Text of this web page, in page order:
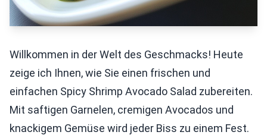
Willkommen in der Welt des Geschmacks! Heute
zeige ich Ihnen, wie Sie einen frischen und
einfachen Spicy Shrimp Avocado Salad zubereiten.
Mit saftigen Garnelen, cremigen Avocados und
knackigem Gemüse wird jeder Biss zu einem Fest.